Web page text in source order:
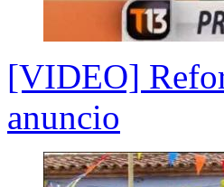
[VIDEO]
anuncio